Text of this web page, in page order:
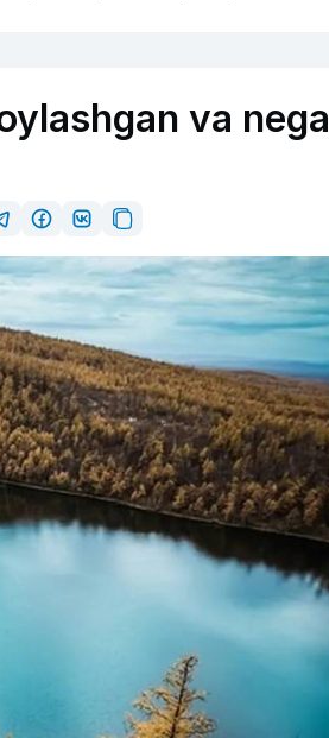
va nega